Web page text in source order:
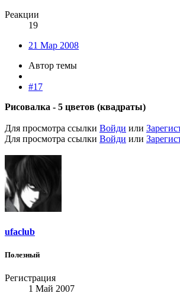
Реакции
19
21 Мар 2008
Автор темы
#17
Рисовалка - 5 цветов (квадраты)
Для просмотра ссылки Войди или
Для просмотра ссылки Войди или
ufaclub
Полезный
Регистрация
1 Май 2007